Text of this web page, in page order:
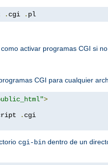
. cgi . pl
activar programas CGI si
CGI para cualquier
>
.
cgi-bin dentro de un